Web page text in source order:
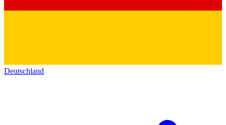
Deutschland